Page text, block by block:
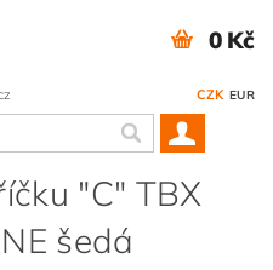
CZK EUR
0 Kč
"C" TBX
šedá